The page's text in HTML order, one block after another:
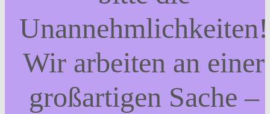
Unannehmlichkeiten!
Wir arbeiten an einer
großartigen Sache –